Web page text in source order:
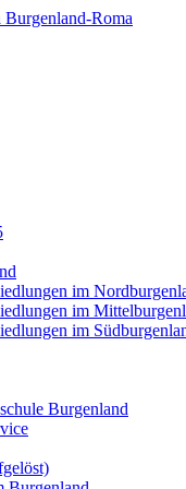
Burgenland-Roma
im
im
im
Burgenland